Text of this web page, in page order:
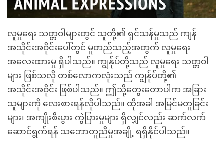
လူမှုရေး သတ္တဝါများတွင် သူတို့၏ ရှင်သန်မှုသည် ကျန်
အသိုင်းအဝိုင်းပေါ်တွင် မူတည်သည့်အတွက် လူမှုရေး
အလေးထားမှု ရှိပါသည်။ ကျွန်ုပ်တို့သည် လူမှုရေး သတ္တဝါ
များ ဖြစ်သလို တစ်လောကလုံးသည် ကျွန်ုပ်တို့၏
အသိုင်းအဝိုင်း ဖြစ်ပါသည်။ ဤသို့တွေးတောပါက အခြား
သူများကို လေးစားရန်လိုပါသည်။ ထိုအခါ အမြင်မတူခြင်း
များ၊ အကျိုးစီးပွား ကွဲပြားမှုများ ရှိလျှင်လည်း ဆက်လက်
ဆောင်ရွက်ရန် သဘောတူညီမှုအချို့ ရရှိနိုင်ပါသည်။